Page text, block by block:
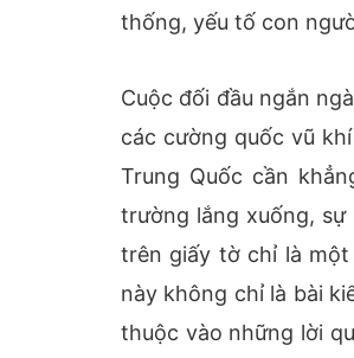
thống, yếu tố con
Cuộc đối đầu ngắn
các cường quốc vũ
Trung Quốc cần
trường lắng xuống,
trên giấy tờ chỉ là một
này không chỉ là bài
thuộc vào những lời